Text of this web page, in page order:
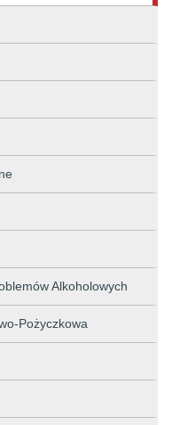
Alkoholowych
Pożyczkowa